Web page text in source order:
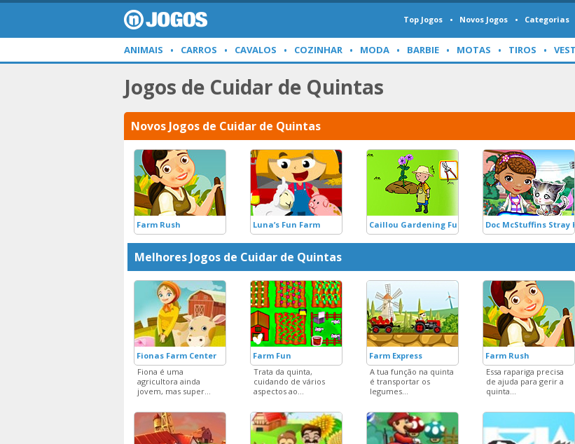
Top Jogos Novos Jogos Categorias
ANIMAIS CARROS CAVALOS COZINHAR MODA BARBIE MOTAS TIROS
Jogos de Cuidar de Quintas
Novos Jogos de Cuidar de Quintas
Farm Rush Luna’s Fun Farm Caillou Gardening Fun Doc McStuffins Stray
Melhores Jogos de Cuidar de Quintas
Fionas Farm Center
Fiona é uma
agricultora ainda
jovem, mas super...
Farm Fun
Trata da quinta,
cuidando de vários
aspectos ao...
Farm Express
A tua função na quinta
é transportar os
legumes...
Farm Rush
Essa rapariga precisa
de ajuda para gerir a
quinta...